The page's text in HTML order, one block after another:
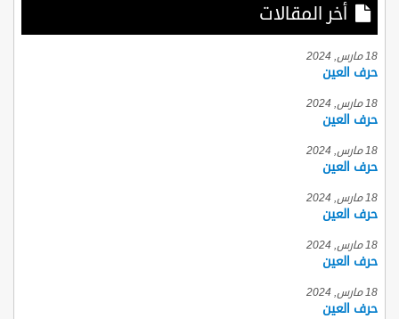
أخر المقالات
18 مارس, 2024
حرف العين
18 مارس, 2024
حرف العين
18 مارس, 2024
حرف العين
18 مارس, 2024
حرف العين
18 مارس, 2024
حرف العين
18 مارس, 2024
حرف العين